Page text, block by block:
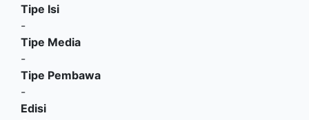
Tipe Isi
-
Tipe Media
-
Tipe Pembawa
-
Edisi